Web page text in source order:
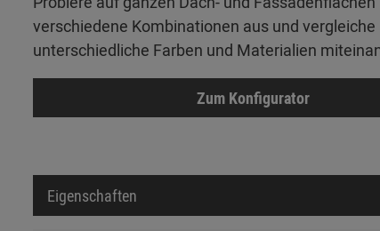
verschiedene Kombinationen aus und vergleiche
unterschiedliche Farben und Materialien
Zum Konfigurator
Eigenschaften